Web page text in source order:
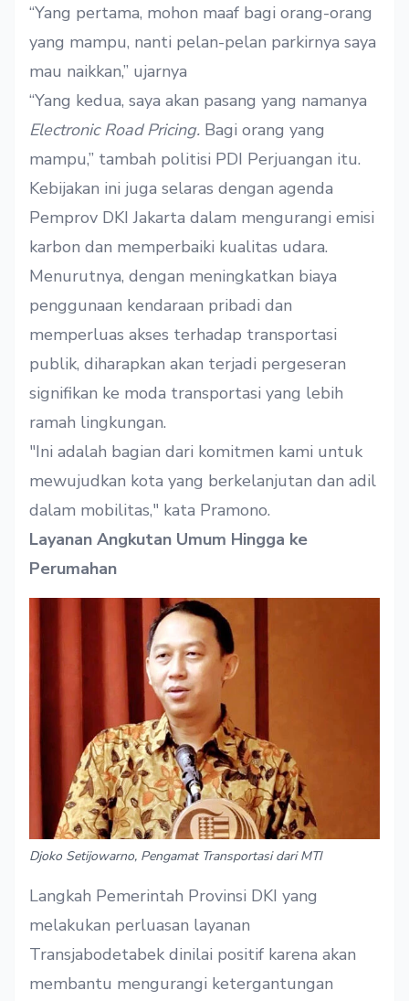
“Yang pertama, mohon maaf bagi orang-orang
yang mampu, nanti pelan-pelan parkirnya saya
mau naikkan,” ujarnya
“Yang kedua, saya akan pasang yang namanya
Electronic Road Pricing. Bagi orang yang
mampu,” tambah politisi PDI Perjuangan itu.
Kebijakan ini juga selaras dengan agenda
Pemprov DKI Jakarta dalam mengurangi emisi
karbon dan memperbaiki kualitas udara.
Menurutnya, dengan meningkatkan biaya
penggunaan kendaraan pribadi dan
memperluas akses terhadap transportasi
publik, diharapkan akan terjadi pergeseran
signifikan ke moda transportasi yang lebih
ramah lingkungan.
"Ini adalah bagian dari komitmen kami untuk
mewujudkan kota yang berkelanjutan dan adil
dalam mobilitas," kata Pramono.
Layanan Angkutan Umum Hingga ke
Perumahan
Djoko Setijowarno, Pengamat Transportasi dari MTI
Langkah Pemerintah Provinsi DKI yang
melakukan perluasan layanan
Transjabodetabek dinilai positif karena akan
membantu mengurangi ketergantungan